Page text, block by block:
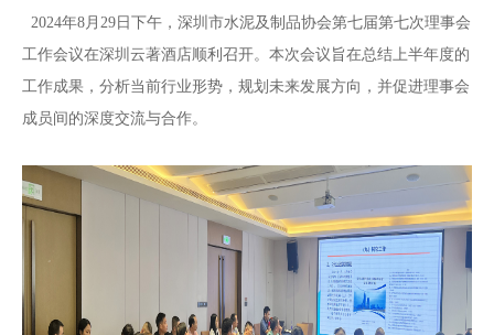
2024年8月29日下午，深圳市水泥及制品协会第七届第七次理事会
工作会议在深圳云著酒店顺利召开。本次会议旨在总结上半年度的
工作成果，分析当前行业形势，规划未来发展方向，并促进理事会
成员间的深度交流与合作。